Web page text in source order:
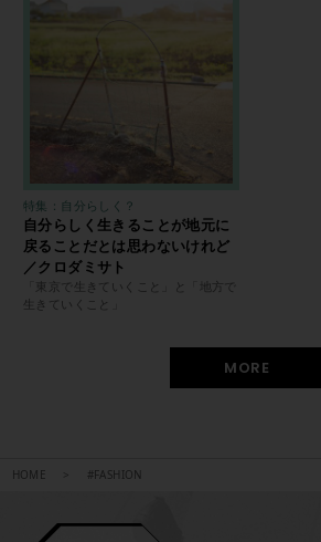
特集：自分らしく？
自分らしく生きることが地元に
戻ることだとは思わないけれど
／クロダミサト
「東京で生きていくこと」と「地方で
生きていくこと」
MORE
HOME #FASHION